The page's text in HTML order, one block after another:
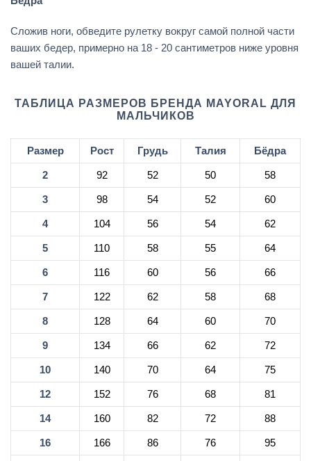
Сложив ноги, обведите рулетку вокруг самой полной части
ваших бедер, примерно на 18 - 20 сантиметров ниже уровня
вашей талии.
ТАБЛИЦА РАЗМЕРОВ БРЕНДА MAYORAL ДЛЯ
МАЛЬЧИКОВ
Размер Рост Грудь Талия Бёдра
2 92 52 50 58
3 98 54 52 60
4 104 56 54 62
5 110 58 55 64
6 116 60 56 66
7 122 62 58 68
8 128 64 60 70
9 134 66 62 72
10 140 70 64 75
12 152 76 68 81
14 160 82 72 88
16 166 86 76 95